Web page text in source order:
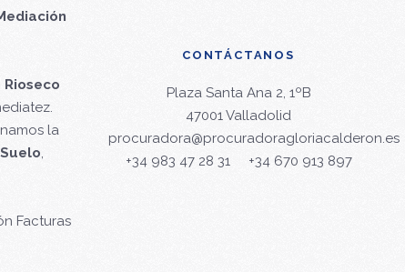
Rioseco
la
,
Facturas
CONTÁCTANOS
Plaza Santa Ana 2, 1ºB
47001 Valladolid
procuradora@procuradoragloriacalderon.es
+34 983 47 28 31
+34 670 913 897